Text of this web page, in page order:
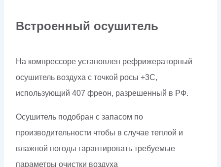
Встроенный осушитель
На компрессоре установлен рефрижераторный
осушитель воздуха с точкой росы +3С,
использующий 407 фреон, разрешенный в РФ.
Осушитель подобран с запасом по
производительности чтобы в случае теплой и
влажной погоды гарантировать требуемые
параметры очистки воздуха